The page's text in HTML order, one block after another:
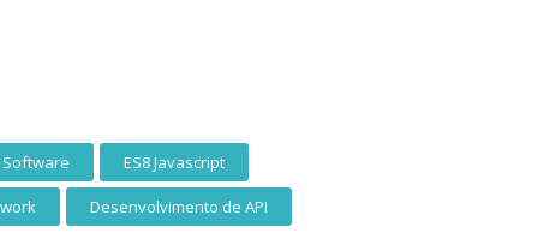
ES8 Javascript
Desenvolvimento de API